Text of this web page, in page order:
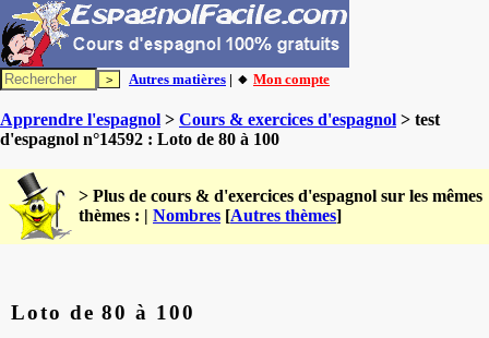
Autres matières | 🔸 Mon compte
Apprendre l'espagnol > Cours & exercices d'espagnol > test
d'espagnol n°14592 : Loto de 80 à 100
> Plus de cours & d'exercices d'espagnol sur les mêmes
thèmes : | Nombres [Autres thèmes]
Loto de 80 à 100